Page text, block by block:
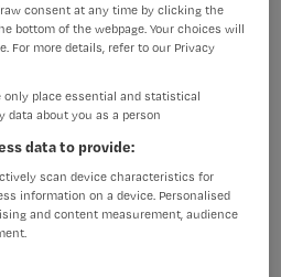
Parttime
staan enkele vergelijkbare
interessant zijn.
consent at any time by clicking the
bottom of the webpage. Your choices will
For more details, refer to our Privacy
place essential and statistical
data about you as a person
data to provide:
scan device characteristics for
information on a device. Personalised
and content measurement, audience